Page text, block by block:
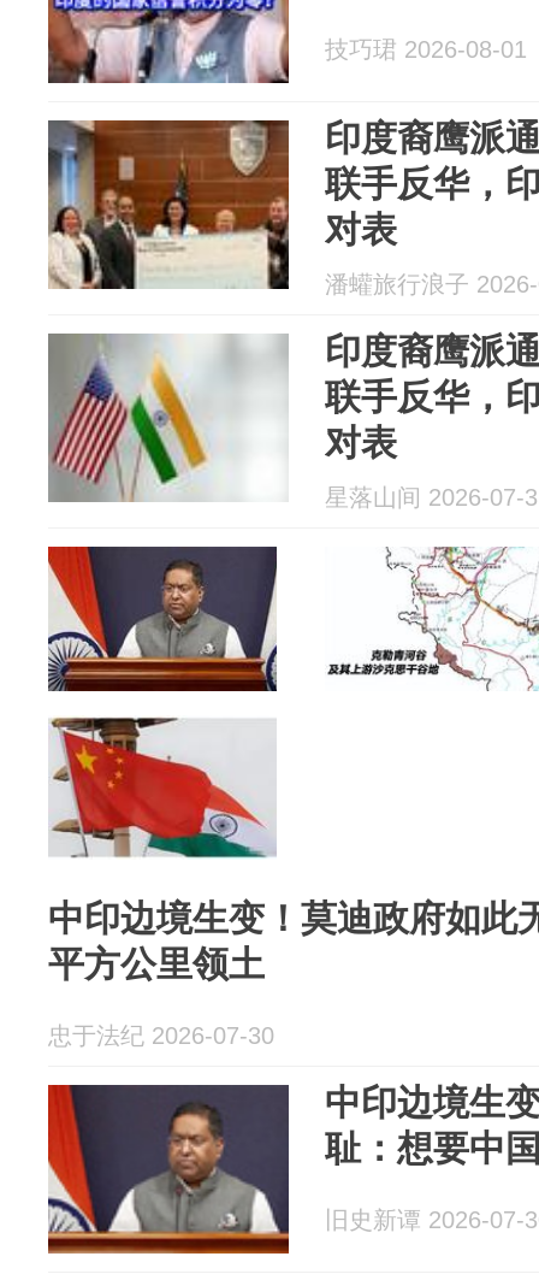
技巧珺 2026-08-01
印度裔鹰派
联手反华，
对表
潘蠸旅行浪子
印度裔鹰派
联手反华，
对表
星落山间 2026-07-
中印边境生变！莫迪政府如此
平方公里领土
忠于法纪 2026-07-30
中印边境生
耻：想要中
旧史新谭 2026-07-